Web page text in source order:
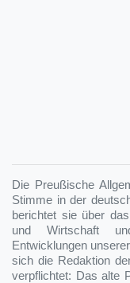
Die Preußische
Stimme in der
berichtet sie über
und Wirtschaft
Entwicklungen
sich die Redaktion
verpflichtet: Das alte